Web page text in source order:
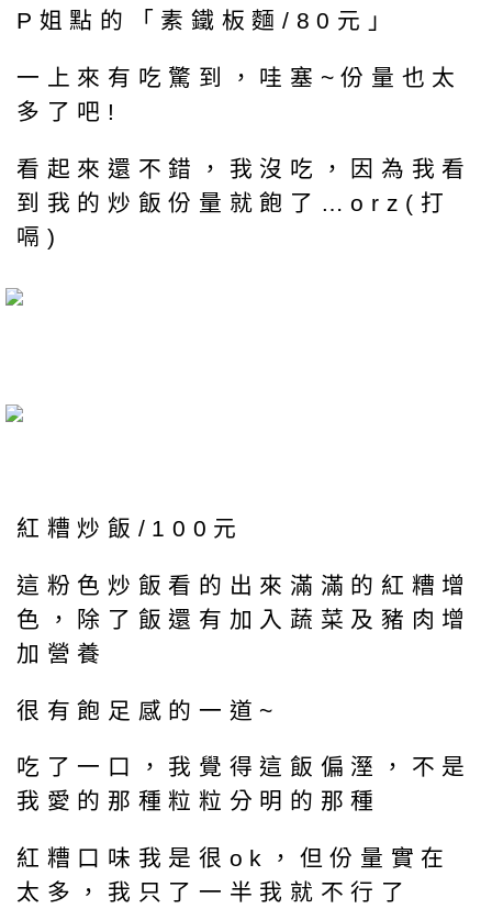
P姐點的「素鐵板麵/80元」
一上來有吃驚到，哇塞~份量也太
多了吧!
看起來還不錯，我沒吃，因為我看
到我的炒飯份量就飽了…orz(打
嗝)
紅糟炒飯/100元
這粉色炒飯看的出來滿滿的紅糟增
色，除了飯還有加入蔬菜及豬肉增
加營養
很有飽足感的一道~
吃了一口，我覺得這飯偏溼，不是
我愛的那種粒粒分明的那種
紅糟口味我是很ok，但份量實在
太多，我只了一半我就不行了